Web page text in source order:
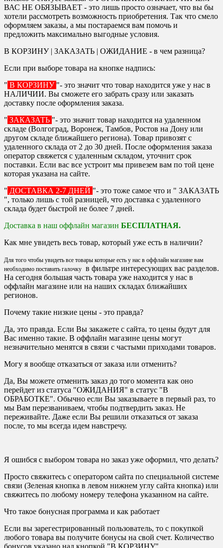
ВАС НЕ ОБЯЗЫВАЕТ - это лишь просто означает, что вы бы
хотели рассмотреть возможность приобретения. Так что смело
оформляем заказы, а мы постараемся вам помочь и
предложить максимально выгодные условия.
В КОРЗИНУ | ЗАКАЗАТЬ | ОЖИДАНИЕ - в чем разница?
Если при выборе товара на кнопке надпись:
" В КОРЗИНУ "- это значит что товар находится уже у нас в
НАЛИЧИИ. Вы сможете его забрать сразу или заказать
доставку после оформления заказа.
" ЗАКАЗАТЬ "- это значит товар находится на удаленном
складе (Волгоград, Воронеж, Тамбов, Ростов на Дону или
другом складе ближайшего региона). Товар привозят с
удаленного склада от 2 до 30 дней. После оформления заказа
оператор свяжется с удаленным складом, уточнит срок
поставки. Если вас все устроит мы привезем вам по той цене
которая указана на сайте.
" ДОСТАВКА 2-7 ДНЕЙ "- это тоже самое что и " ЗАКАЗАТЬ
", только лишь с той разницей, что доставка с удаленного
склада будет быстрой не более 7 дней.
Доставка в наш оффлайн магазин БЕСПЛАТНАЯ.
Как мне увидеть весь товар, который уже есть в наличии?
Для того чтобы увидеть все товары которые есть у нас в оффлайн магазине вам
необходимо поставить галочку в фильтре интересующих вас разделов.
На сегодня большая часть товара уже находится у нас в
оффлайн магазине или на наших складах ближайших
регионов.
Почему такие низкие цены - это правда?
Да, это правда. Если Вы закажете с сайта, то цены будут для
Вас именно такие. В оффлайн магазине цены могут
незначительно менятся в связи с частыми приходами товаров.
Могу я вообще отказаться от заказа или отменить?
Да, Вы можете отменить заказ до того момента как оно
перейдет из статуса "ОЖИДАНИЯ" в статус "В
ОБРАБОТКЕ". Обычно если Вы заказываете в первый раз, то
мы Вам перезваниваем, чтобы подтвердить заказ. Не
переживайте. Даже если Вы решили отказаться от заказа
после, то мы всегда идем навстречу.
Я ошибся с выбором товара но заказ уже оформил, что делать?
Просто свяжитесь с оператором сайта по специальной системе
связи (Зеленая кнопка в левом нижнем углу сайта кнопка) или
свяжитесь по любому номеру телефона указанном на сайте.
Что такое бонусная программа и как работает
Если вы зарегестрированный пользователь, то с покупкой
любого товара вы получите бонусы на свой счет. Количество
бонусов указано над кнопкой "В КОРЗИНУ"